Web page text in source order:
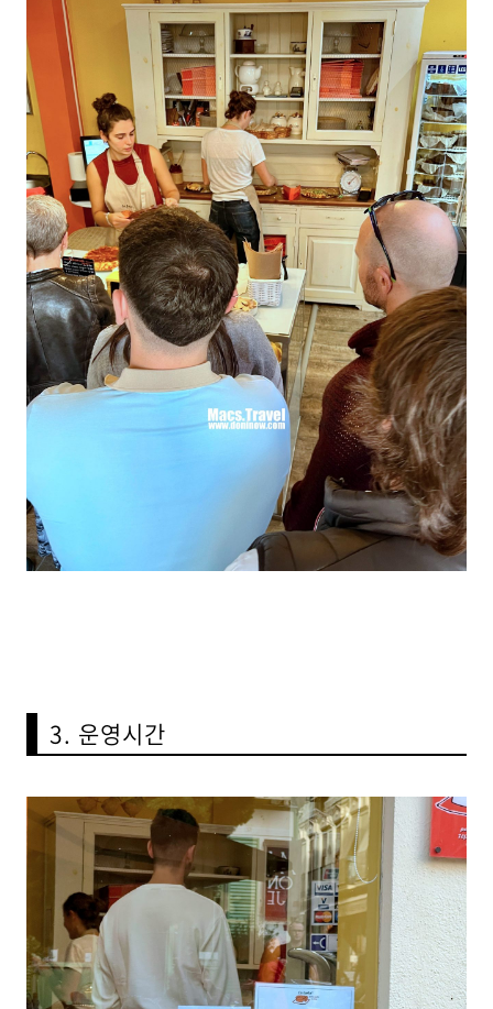
3. 운영시간